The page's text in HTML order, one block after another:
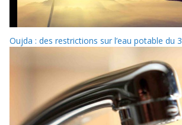
Oujda : des restrictions sur l’eau potable du